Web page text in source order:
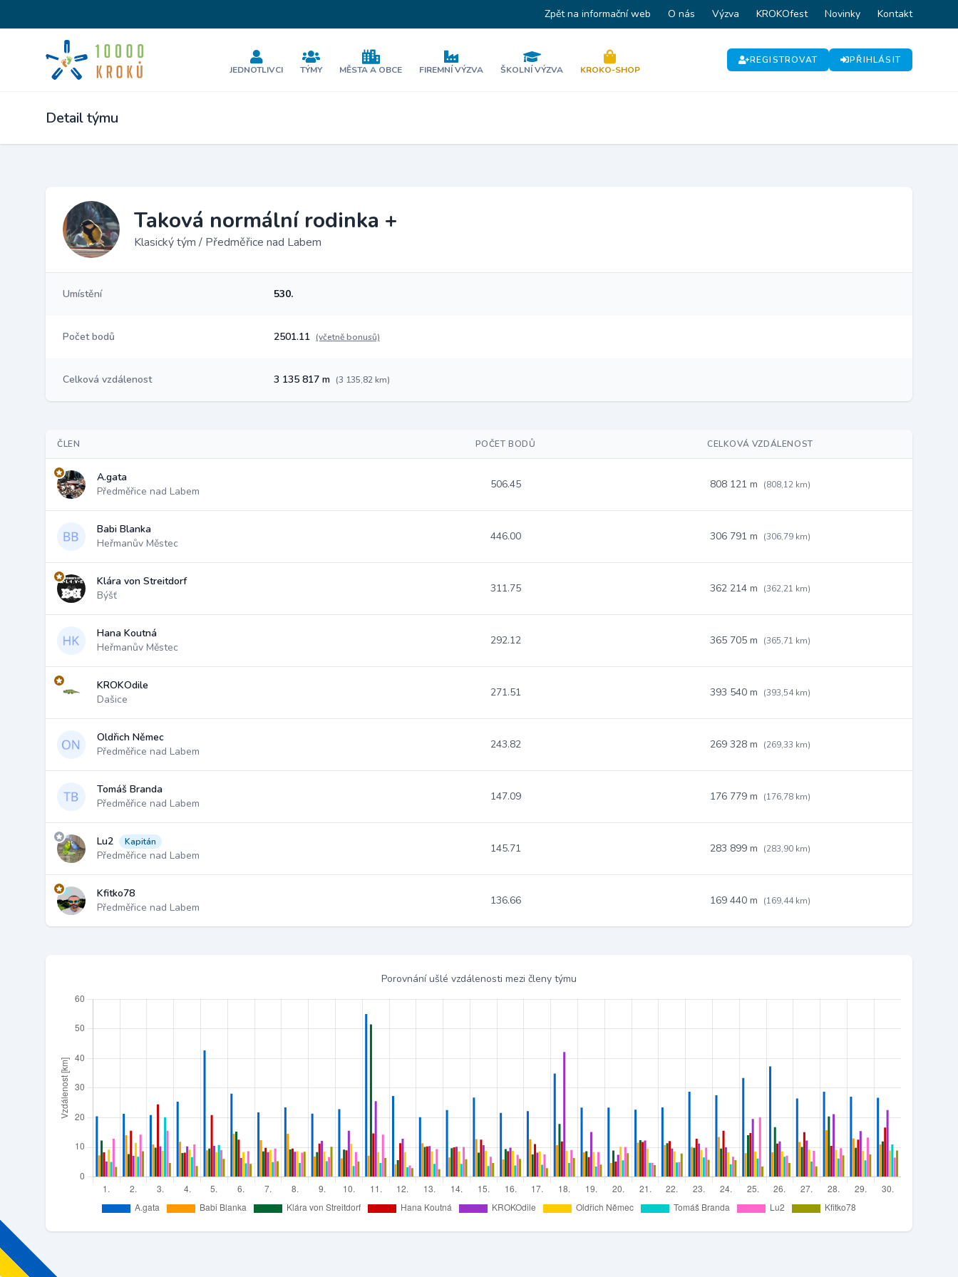
Zpět na informační web O nás Výzva KROKOfest Novinky Kontakt
JEDNOTLIVCI TÝMY MĚSTA A OBCE FIREMNÍ VÝZVA ŠKOLNÍ VÝZVA KROKO-SHOP
REGISTROVAT PŘIHLÁSIT
Detail týmu
Taková normální rodinka +
Klasický tým / Předměřice nad Labem
Umístění 530.
Počet bodů 2501.11 (včetně bonusů)
Celková vzdálenost 3 135 817 m (3 135,82 km)
ČLEN POČET BODŮ CELKOVÁ VZDÁLENOST
A.gata
Předměřice nad Labem
506.45 808 121 m (808,12 km)
Babi Blanka
Heřmanův Městec
446.00 306 791 m (306,79 km)
Klára von Streitdorf
Býšť
311.75 362 214 m (362,21 km)
Hana Koutná
Heřmanův Městec
292.12 365 705 m (365,71 km)
KROKOdile
Dašice
271.51 393 540 m (393,54 km)
Oldřich Němec
Předměřice nad Labem
243.82 269 328 m (269,33 km)
Tomáš Branda
Předměřice nad Labem
147.09 176 779 m (176,78 km)
Lu2 Kapitán
Předměřice nad Labem
145.71 283 899 m (283,90 km)
Kfitko78
Předměřice nad Labem
136.66 169 440 m (169,44 km)
Porovnání ušlé vzdálenosti mezi členy týmu